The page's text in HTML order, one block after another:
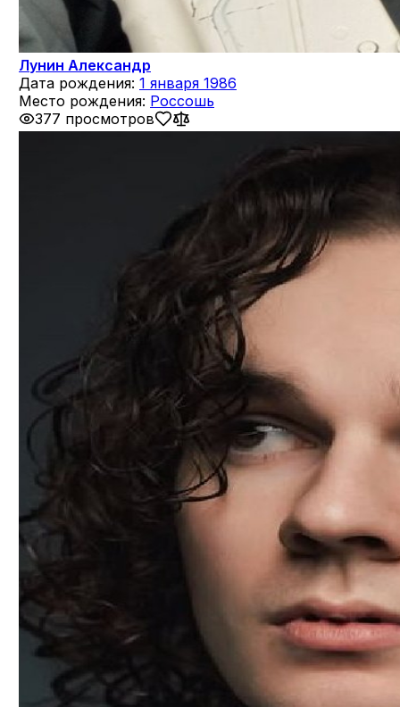
Лунин Александр
Дата рождения: 1 января 1986
Место рождения: Россошь
377 просмотров